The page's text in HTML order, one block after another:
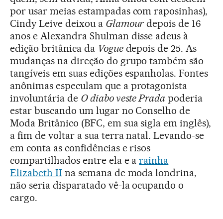
por usar meias estampadas com raposinhas),
Cindy Leive deixou a Glamour depois de 16
anos e Alexandra Shulman disse adeus à
edição britânica da Voguedepois de 25. As
mudanças na direção do grupo também são
tangíveis em suas edições espanholas. Fontes
anônimas especulam que a protagonista
involuntária de O diabo veste Prada poderia
estar buscando um lugar no Conselho de
Moda Britânico (BFC, em sua sigla em inglês),
a fim de voltar a sua terra natal. Levando-se
em conta as confidências e risos
compartilhados entre ela e arainha
Elizabeth II na semana de moda londrina,
não seria disparatado vê-la ocupando o
cargo.